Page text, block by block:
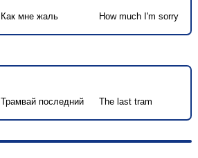
Как мне жаль How much I'm sorry
Трамвай последний The last tram